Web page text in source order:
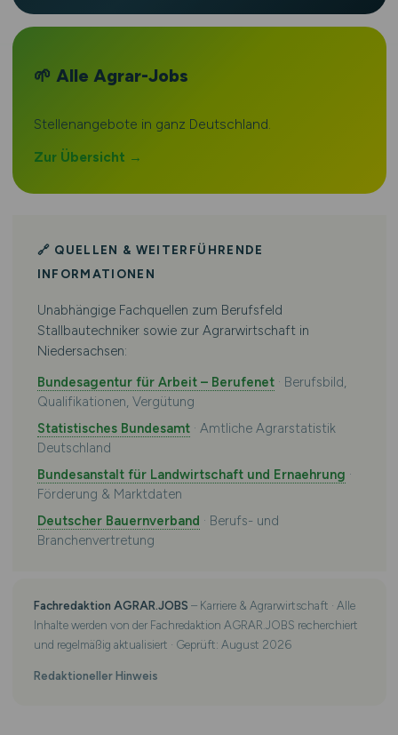
🌱 Alle Agrar-Jobs
Stellenangebote in ganz Deutschland.
Zur Übersicht →
🔗 QUELLEN & WEITERFÜHRENDE
INFORMATIONEN
Unabhängige Fachquellen zum Berufsfeld
Stallbautechniker sowie zur Agrarwirtschaft in
Niedersachsen:
Bundesagentur für Arbeit – Berufenet· Berufsbild,
Qualifikationen, Vergütung
Statistisches Bundesamt· Amtliche Agrarstatistik
Deutschland
Bundesanstalt für Landwirtschaft und Ernaehrung ·
Förderung & Marktdaten
Deutscher Bauernverband · Berufs- und
Branchenvertretung
Fachredaktion AGRAR.JOBS – Karriere & Agrarwirtschaft · Alle
Inhalte werden von der Fachredaktion AGRAR.JOBS recherchiert
und regelmäßig aktualisiert · Geprüft: August 2026
Redaktioneller Hinweis